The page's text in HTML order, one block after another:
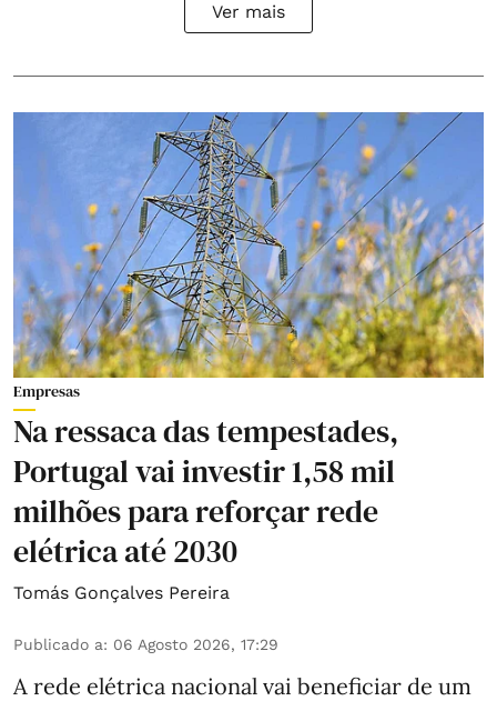
Ver mais
Empresas
Na ressaca das tempestades,
Portugal vai investir 1,58 mil
milhões para reforçar rede
elétrica até 2030
Tomás Gonçalves Pereira
Publicado a: 06 Agosto 2026, 17:29
A rede elétrica nacional vai beneficiar de um